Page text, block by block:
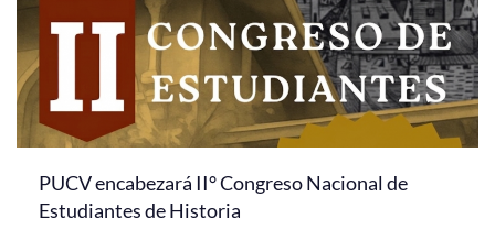
PUCV encabezará II° Congreso Nacional de
Estudiantes de Historia